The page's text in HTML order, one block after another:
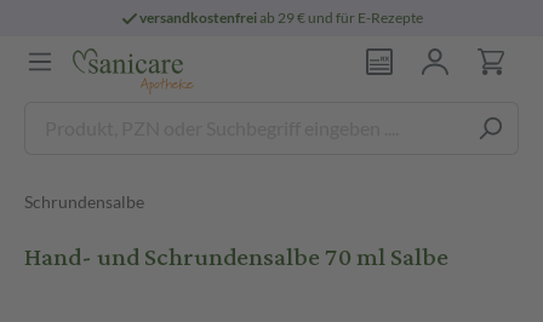
versandkostenfreiab 29 € und für E-Rezepte
Schrundensalbe
Hand- und Schrundensalbe 70 ml Salbe